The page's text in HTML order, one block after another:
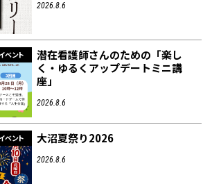
2026.8.6
ベント
潜在看護師さんのための「楽し
く・ゆるくアップデートミニ講
座」
2026.8.6
ベント 大沼夏祭り2026
2026.8.6